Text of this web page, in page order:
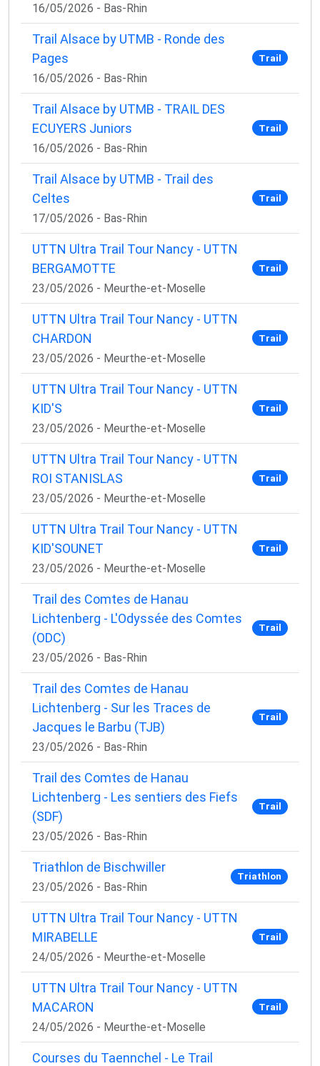
16/05/2026 - Bas-Rhin
Trail Alsace by UTMB - Ronde des
Pages
16/05/2026 - Bas-Rhin
Trail
Trail Alsace by UTMB - TRAIL DES
ECUYERS Juniors
16/05/2026 - Bas-Rhin
Trail
Trail Alsace by UTMB - Trail des
Celtes
17/05/2026 - Bas-Rhin
Trail
UTTN Ultra Trail Tour Nancy - UTTN
BERGAMOTTE
23/05/2026 - Meurthe-et-Moselle
Trail
UTTN Ultra Trail Tour Nancy - UTTN
CHARDON
23/05/2026 - Meurthe-et-Moselle
Trail
UTTN Ultra Trail Tour Nancy - UTTN
KID'S
23/05/2026 - Meurthe-et-Moselle
Trail
UTTN Ultra Trail Tour Nancy - UTTN
ROI STANISLAS
23/05/2026 - Meurthe-et-Moselle
Trail
UTTN Ultra Trail Tour Nancy - UTTN
KID'SOUNET
23/05/2026 - Meurthe-et-Moselle
Trail
Trail des Comtes de Hanau
Lichtenberg - L'Odyssée des Comtes
(ODC)
23/05/2026 - Bas-Rhin
Trail
Trail des Comtes de Hanau
Lichtenberg - Sur les Traces de
Jacques le Barbu (TJB)
23/05/2026 - Bas-Rhin
Trail
Trail des Comtes de Hanau
Lichtenberg - Les sentiers des Fiefs
(SDF)
23/05/2026 - Bas-Rhin
Trail
Triathlon de Bischwiller
23/05/2026 - Bas-Rhin
Triathlon
UTTN Ultra Trail Tour Nancy - UTTN
MIRABELLE
24/05/2026 - Meurthe-et-Moselle
Trail
UTTN Ultra Trail Tour Nancy - UTTN
MACARON
24/05/2026 - Meurthe-et-Moselle
Trail
Courses du Taennchel - Le Trail